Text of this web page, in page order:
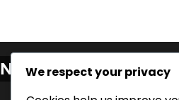
Nylige innlegg
Innvirkning av
We respect your privacy